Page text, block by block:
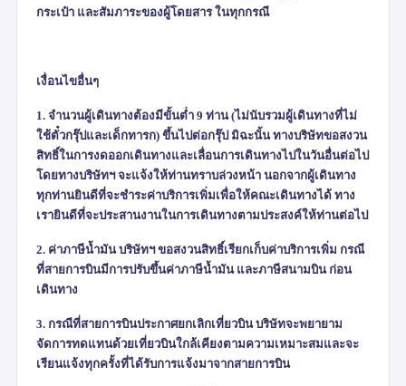
กระเป๋า และสัมภาระของผู้โดยสาร ในทุกกรณี
เงื่อนไขอื่นๆ
1. จำนวนผู้เดินทางต้องมีขั้นต่ำ 9 ท่าน (ไม่นับรวมผู้เดินทางที่ไม่
ใช้ตั๋วกรุ๊ปและเด็กทารก) ขึ้นไปต่อกรุ๊ป มิฉะนั้น ทางบริษัทขอสงวน
สิทธิ์ในการงดออกเดินทางและเลื่อนการเดินทางไปในวันอื่นต่อไป
โดยทางบริษัทฯ จะแจ้งให้ท่านทราบล่วงหน้า นอกจากผู้เดินทาง
ทุกท่านยินดีที่จะชำระค่าบริการเพิ่มเพื่อให้คณะเดินทางได้ ทาง
เรายินดีที่จะประสานงานในการเดินทางตามประสงค์ให้ท่านต่อไป
2. ค่าภาษีน้ำมัน บริษัทฯ ขอสงวนสิทธิ์เรียกเก็บค่าบริการเพิ่ม กรณี
ที่สายการบินมีการปรับขึ้นค่าภาษีน้ำมัน และภาษีสนามบิน ก่อน
เดินทาง
3. กรณีที่สายการบินประกาศยกเลิกเที่ยวบิน บริษัทจะพยายาม
จัดการทดแทนด้วยเที่ยวบินใกล้เคียงตามความเหมาะสมและจะ
เรียนแจ้งทุกครั้งที่ได้รับการแจ้งมาจากสายการบิน